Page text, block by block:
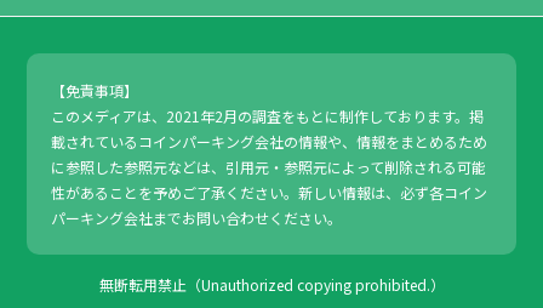
【免責事項】
このメディアは、2021年2月の調査をもとに制作しております。掲
載されているコインパーキング会社の情報や、情報をまとめるため
に参照した参照元などは、引用元・参照元によって削除される可能
性があることを予めご了承ください。新しい情報は、必ず各コイン
パーキング会社までお問い合わせください。
無断転用禁止（Unauthorized copying prohibited.）